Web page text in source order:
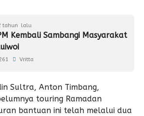
tahun lalu
Kembali Sambangi Masyarakat
Vritta
Sultra, Anton Timbang,
touring Ramadan
bantuan ini telah melalui dua